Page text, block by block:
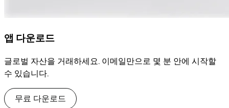
앱 다운로드
글로벌 자산을 거래하세요. 이메일만으로 몇 분 안에 시작할
수 있습니다.
무료 다운로드